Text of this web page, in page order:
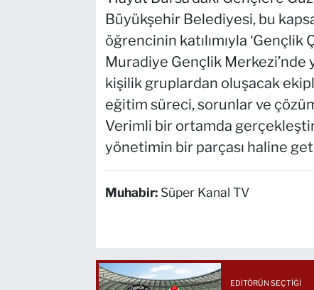
Büyükşehir Belediyesi, bu
öğrencinin katılımıyla ‘Gençlik
Muradiye Gençlik Merkezi’nde
kişilik gruplardan oluşacak
eğitim süreci, sorunlar ve
Verimli bir ortamda
yönetimin bir parçası haline
Muhabir: Süper Kanal TV
EDITÖRÜN SEÇTIĞI